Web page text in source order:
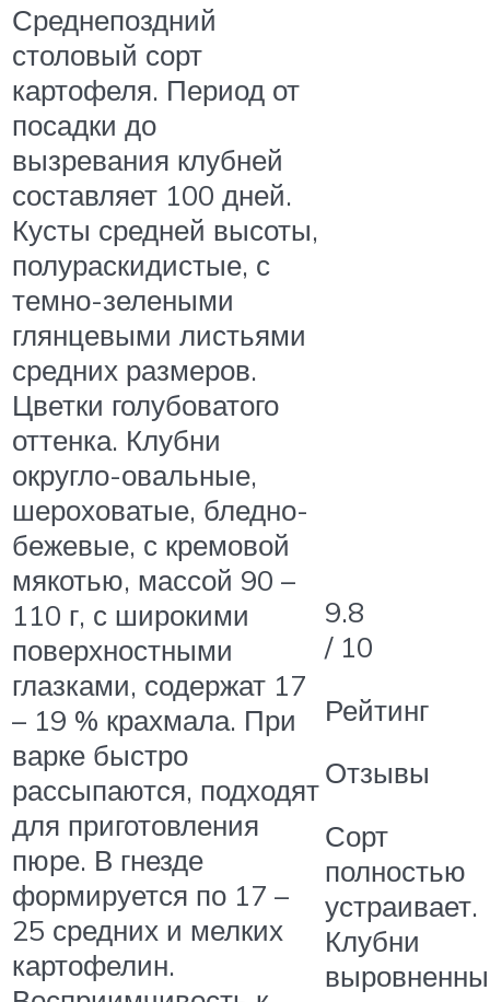
Среднепоздний
столовый сорт
картофеля. Период от
посадки до
вызревания клубней
составляет 100 дней.
Кусты средней высоты,
полураскидистые, с
темно-зелеными
глянцевыми листьями
средних размеров.
Цветки голубоватого
оттенка. Клубни
округло-овальные,
шероховатые, бледно-
бежевые, с кремовой
мякотью, массой 90 –
110 г, с широкими
поверхностными
глазками, содержат 17
– 19 % крахмала. При
варке быстро
рассыпаются, подходят
для приготовления
пюре. В гнезде
формируется по 17 –
25 средних и мелких
картофелин.
9.8
/ 10
Рейтинг
Отзывы
Сорт
полностью
устраивает.
Клубни